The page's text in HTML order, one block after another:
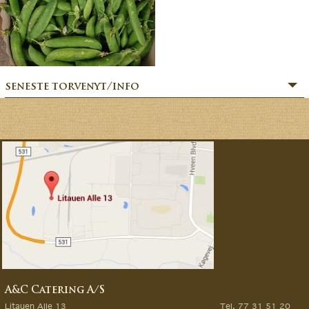
seneste torvenyt/info
» SOMMERHILSEN:
» BÆR-FEKT SOMMER!
» MERE MARKVÆRK MAGI:
» Sommerfesten er i gang:
» MAGIEN FRA MARKVÆRK:
» VORES EVENTYRLIGE VERDEN:
» FORÅRSFESTEN ER I GANG:
A&C Catering A/S
Litauen Alle 13
Tel. 77 31 51 20